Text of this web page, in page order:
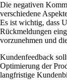
Die negativen
verschiedene
Es ist wichtig, dass
Rückmeldungen
vorzunehmen und
Kundenfeedback
Optimierung der
langfristige